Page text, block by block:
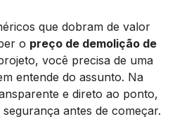
que dobram de valor
o preço de demolição de
você precisa de uma
entende do assunto. Na
e direto ao ponto,
antes de começar.